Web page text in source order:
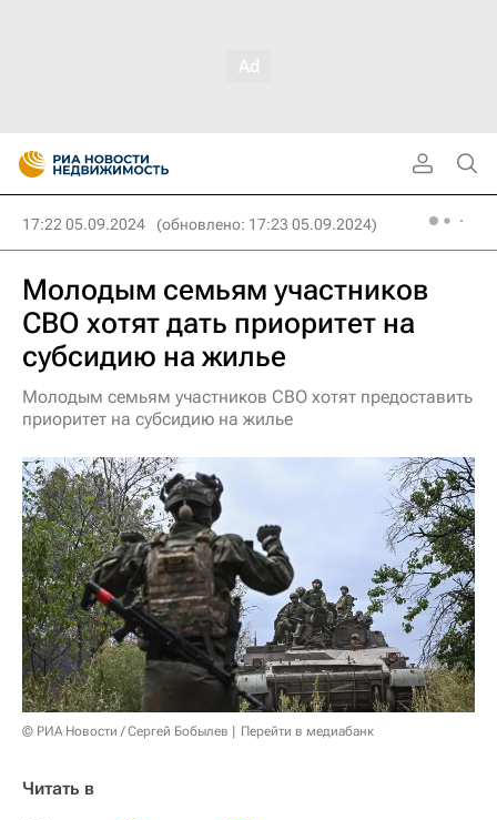
17:22 05.09.2024 (обновлено: 17:23 05.09.2024)
Молодым семьям участников
СВО хотят дать приоритет на
субсидию на жилье
Молодым семьям участников СВО хотят предоставить
приоритет на субсидию на жилье
© РИА Новости / Сергей Бобылев Перейти в медиабанк
Читать в